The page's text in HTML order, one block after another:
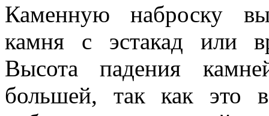
Каменную наброску
камня с эстакад или
Высота падения
большей, так как это